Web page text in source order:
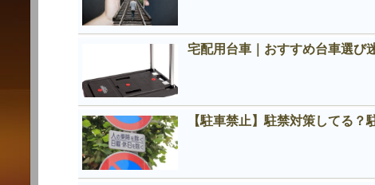
宅配用台車｜おすすめ台車選び
【駐車禁止】駐禁対策してる